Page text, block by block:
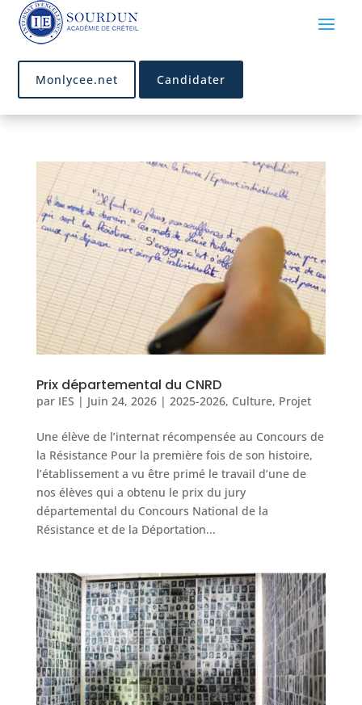
Candidater
Monlycee.net
Prix départemental du CNRD
par IES | Juin 24, 2026| 2025-2026, Culture, Projet
Une élève de l’internat récompensée au Concours de
la Résistance Pour la première fois de son histoire,
l’établissement a vu être primé le travail d’une de
nos élèves qui a obtenu le prix du jury
départemental du Concours National de la
Résistance et de la Déportation...